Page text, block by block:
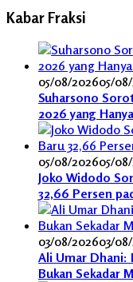
Kabar Fraksi
05/08/202605/
Suharsono
2026 yang
05/08/202605/
Joko Widodo
32,66 Persen
03/08/202603/
Ali Umar Dhani:
Bukan Sekadar